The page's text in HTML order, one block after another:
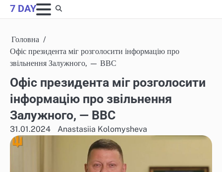
Skip
to
7 DAY
Головна
Офіс президента міг розголосити інформацію про
звільнення Залужного, — ВВС
Офіс президента міг розголосити
інформацію про звільнення
Залужного, — ВВС
31.01.2024 Anastasiia Kolomysheva